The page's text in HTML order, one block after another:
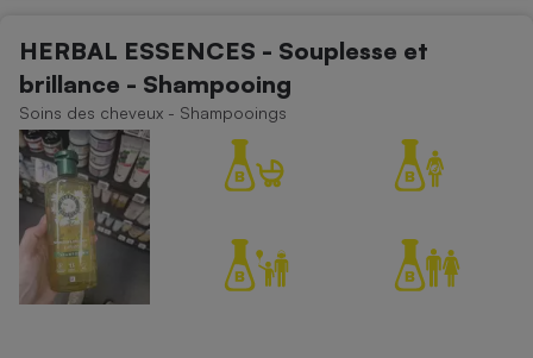
HERBAL ESSENCES - Souplesse et
brillance - Shampooing
Soins des cheveux - Shampooings